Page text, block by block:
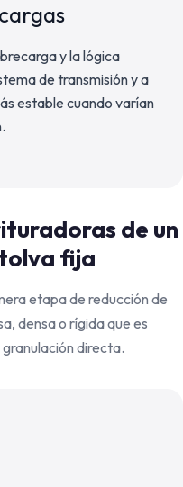
y la lógica
de transmisión y a
estable cuando varían
de un
fija
etapa de reducción de
densa o rígida que es
directa.